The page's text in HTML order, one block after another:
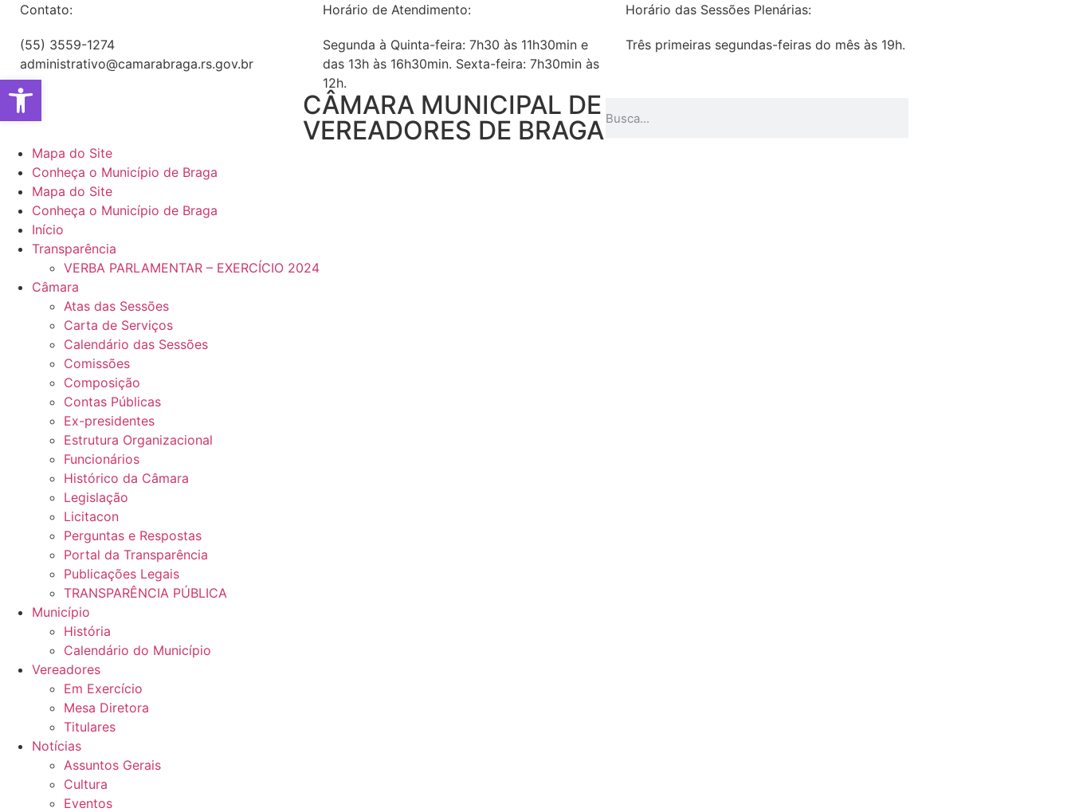
Contato:
(55) 3559-1274
administrativo@camarabraga.rs.gov.br
Horário de Atendimento:
Segunda à Quinta-feira: 7h30 às 11h30min e
das 13h às 16h30min. Sexta-feira: 7h30min às
12h.
Horário das Sessões Plenárias:
Três primeiras segundas-feiras do mês às 19h.
CÂMARA MUNICIPAL DE
VEREADORES DE BRAGA
Mapa do Site
Conheça o Município de Braga
Mapa do Site
Conheça o Município de Braga
Início
Transparência
VERBA PARLAMENTAR – EXERCÍCIO 2024
Câmara
Atas das Sessões
Carta de Serviços
Calendário das Sessões
Comissões
Composição
Contas Públicas
Ex-presidentes
Estrutura Organizacional
Funcionários
Histórico da Câmara
Legislação
Licitacon
Perguntas e Respostas
Portal da Transparência
Publicações Legais
TRANSPARÊNCIA PÚBLICA
Município
História
Calendário do Município
Vereadores
Em Exercício
Mesa Diretora
Titulares
Notícias
Assuntos Gerais
Cultura
Eventos
Abrir a barra de ferramentas